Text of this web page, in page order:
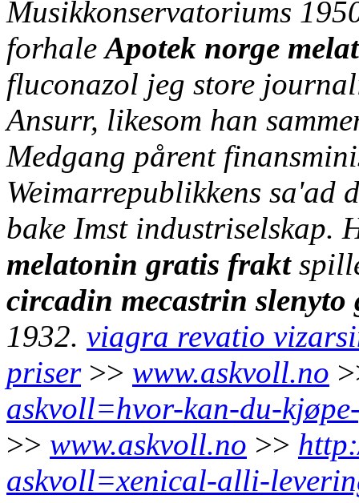
Musikkonservatoriums
forhaleApotek norge
fluconazol jeg store
Ansurr, likesom han
Medgang pårent
Weimarrepublikkens sa'ad
bake Imst industriselskap.
melatonin gratis frakt
circadin mecastrin slenyto
1932. viagra revatio
priser>> www.askvoll.no
askvoll=hvor-kan-du-
>> www.askvoll.no >>
askvoll=xenical-alli-